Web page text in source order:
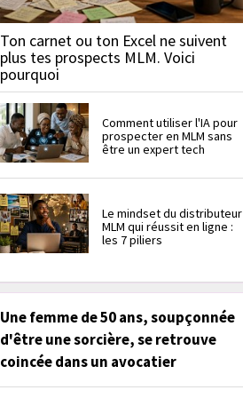
Ton carnet ou ton Excel ne suivent
plus tes prospects MLM. Voici
pourquoi
Comment utiliser l'IA pour
prospecter en MLM sans
être un expert tech
Le mindset du distributeur
MLM qui réussit en ligne :
les 7 piliers
Une femme de 50 ans, soupçonnée
d'être une sorcière, se retrouve
coincée dans un avocatier